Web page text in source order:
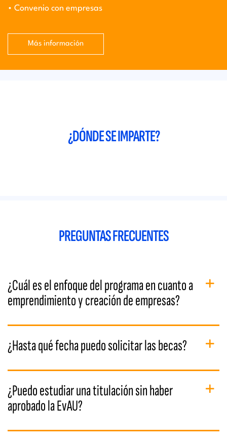
• Convenio con empresas
Más información
¿DÓNDE SE IMPARTE?
PREGUNTAS FRECUENTES
¿Cuál es el enfoque del programa en cuanto a
emprendimiento y creación de empresas?
¿Hasta qué fecha puedo solicitar las becas?
¿Puedo estudiar una titulación sin haber
aprobado la EvAU?